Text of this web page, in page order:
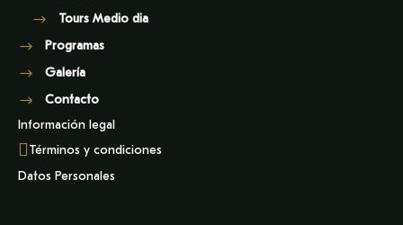
Tours Medio dia
Programas
Galería
Contacto
Información legal
Términos y condiciones
Datos Personales